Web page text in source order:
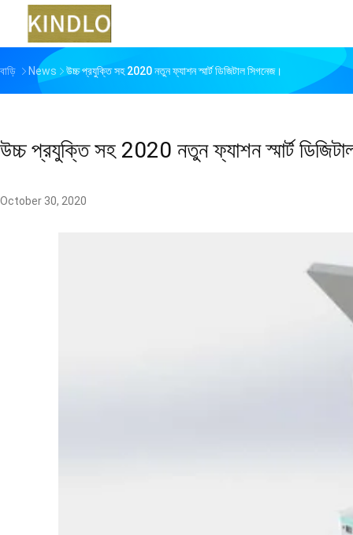
বাড়ি News উচ্চ প্রযুক্তি সহ 2020 নতুন ফ্যাশন স্মার্ট ডিজিটাল সিগনেজ।
উচ্চ প্রযুক্তি সহ 2020 নতুন ফ্যাশন স্মার্ট
October 30, 2020